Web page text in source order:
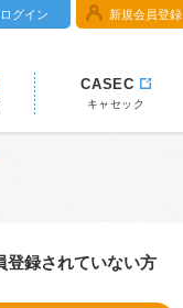
ログイン 新規会員登録
CASEC
キャセック
登録されていない方